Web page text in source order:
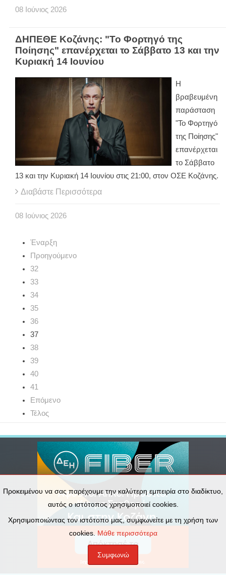
08 Ιούνιος 2026
ΔΗΠΕΘΕ Κοζάνης: "Το Φορτηγό της
Ποίησης" επανέρχεται το Σάββατο 13 και την
Κυριακή 14 Ιουνίου
Η
βραβευμένη
παράσταση
"Το Φορτηγό
της Ποίησης"
επανέρχεται
το Σάββατο
13 και την Κυριακή 14 Ιουνίου στις 21:00, στον ΟΣΕ Κοζάνης.
Διαβάστε Περισσότερα
08 Ιούνιος 2026
Έναρξη
Προηγούμενο
32
33
34
35
36
37
38
39
40
41
Επόμενο
Τέλος
Προκειμένου να σας παρέχουμε την καλύτερη εμπειρία στο διαδίκτυο,
αυτός ο ιστότοπος χρησιμοποιεί cookies.
Χρησιμοποιώντας τον ιστότοπο μας, συμφωνείτε με τη χρήση των
cookies. Μάθε περισσότερα
Συμφωνώ